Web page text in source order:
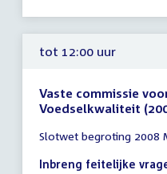
uur
tot 12:00 uur
Vaste commissie
Voedselkwaliteit
vergadering
tot
Slotwet begroting 2008
Inbreng feitelijke